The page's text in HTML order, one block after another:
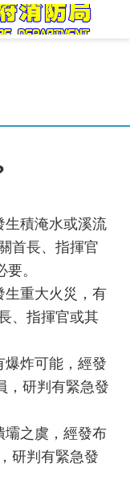
生積淹水或溪流
首長、指揮官
。
生重大火災，有
、指揮官或其
爆炸可能，經發
，研判有緊急發
壩之虞，經發布
研判有緊急發